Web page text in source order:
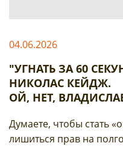
04.06.2026
"УГНАТЬ ЗА 60
НИКОЛАС КЕЙДЖ.
ОЙ, НЕТ,
Думаете, чтобы стать
лишиться прав на